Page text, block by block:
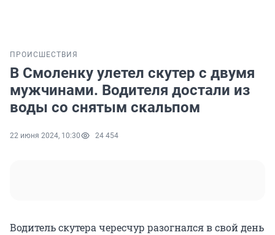
ПРОИСШЕСТВИЯ
В Смоленку улетел скутер с двумя
мужчинами. Водителя достали из
воды со снятым скальпом
22 июня 2024, 10:30 24 454
Водитель скутера чересчур разогнался в свой день